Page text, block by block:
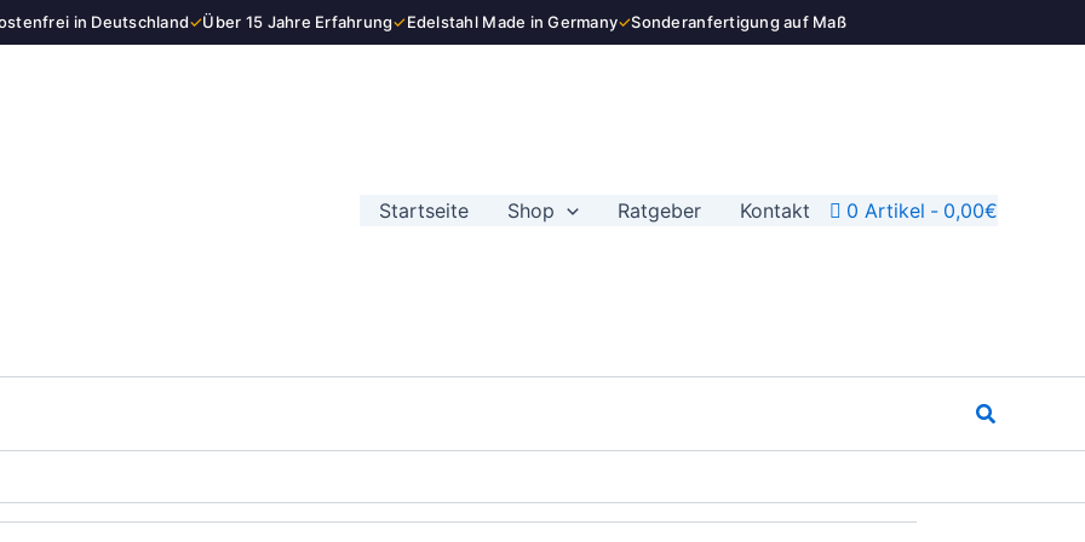
in Deutschland✓Über 15 Jahre Erfahrung✓Edelstahl Made in Germany✓Sonderanfertigung auf Maß
Startseite Shop Ratgeber Kontakt 0 Artikel 0,00€
Suchen